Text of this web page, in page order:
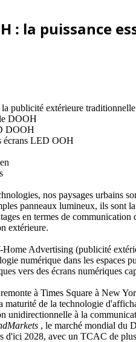
: la puissance
publicité extérieure traditionnelle
DOOH
DOOH
écrans LED OOH
nos paysages urbains
panneaux lumineux, ils sont
en termes de
extérieure.
Advertising (publicité
numérique dans les espaces
vers des écrans numériques
à Times Square à New
maturité de la technologie
unidirectionnelle à la
, le marché mondial du
d'ici 2028, avec un TCAC de